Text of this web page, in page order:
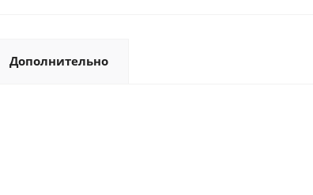
Дополнительно